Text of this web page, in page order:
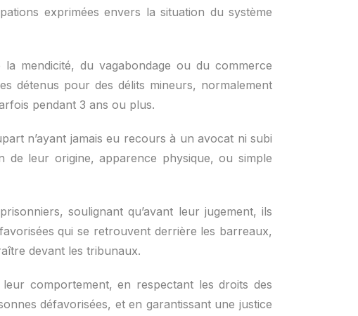
exprimées envers la situation du système
mendicité, du vagabondage ou du commerce
détenus pour des délits mineurs, normalement
pendant 3 ans ou plus.
n’ayant jamais eu recours à un avocat ni subi
de leur origine, apparence physique, ou simple
soulignant qu’avant leur jugement, ils
qui se retrouvent derrière les barreaux,
devant les tribunaux.
comportement, en respectant les droits des
défavorisées, et en garantissant une justice